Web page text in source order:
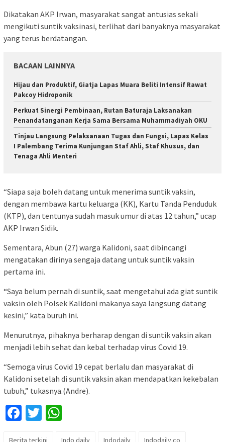
Dikatakan AKP Irwan, masyarakat sangat antusias sekali
mengikuti suntik vaksinasi, terlihat dari banyaknya masyarakat
yang terus berdatangan.
BACAAN LAINNYA
Hijau dan Produktif, Giatja Lapas Muara Beliti Intensif Rawat
Pakcoy Hidroponik
Perkuat Sinergi Pembinaan, Rutan Baturaja Laksanakan
Penandatanganan Kerja Sama Bersama Muhammadiyah OKU
Tinjau Langsung Pelaksanaan Tugas dan Fungsi, Lapas Kelas
I Palembang Terima Kunjungan Staf Ahli, Staf Khusus, dan
Tenaga Ahli Menteri
“Siapa saja boleh datang untuk menerima suntik vaksin,
dengan membawa kartu keluarga (KK), Kartu Tanda Penduduk
(KTP), dan tentunya sudah masuk umur di atas 12 tahun,” ucap
AKP Irwan Sidik.
Sementara, Abun (27) warga Kalidoni, saat dibincangi
mengatakan dirinya sengaja datang untuk suntik vaksin
pertama ini.
“Saya belum pernah di suntik, saat mengetahui ada giat suntik
vaksin oleh Polsek Kalidoni makanya saya langsung datang
kesini,” kata buruh ini.
Menurutnya, pihaknya berharap dengan di suntik vaksin akan
menjadi lebih sehat dan kebal terhadap virus Covid 19.
“Semoga virus Covid 19 cepat berlalu dan masyarakat di
Kalidoni setelah di suntik vaksin akan mendapatkan kekebalan
tubuh,” tukasnya.(Andre).
Facebook
Twitter
Berita terkini Indo daily Indodaily
Indodaily.co